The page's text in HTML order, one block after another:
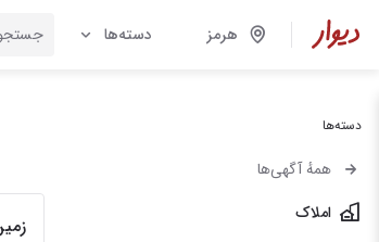
هرمز دسته‌ها
دسته‌ها
همهٔ آگهی‌ها
املاک